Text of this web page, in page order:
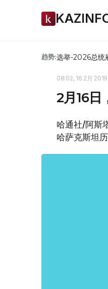
趋势:选举-2026总统
08:02, 16 2月 2019
2月16日
哈通社/阿斯
哈萨克斯坦